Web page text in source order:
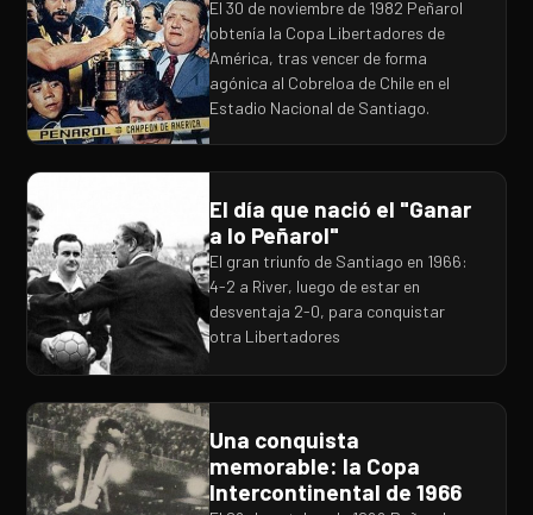
El 30 de noviembre de 1982 Peñarol
obtenía la Copa Libertadores de
América, tras vencer de forma
agónica al Cobreloa de Chile en el
Estadio Nacional de Santiago.
El día que nació el "Ganar
a lo Peñarol"
El gran triunfo de Santiago en 1966:
4-2 a River, luego de estar en
desventaja 2-0, para conquistar
otra Libertadores
Una conquista
memorable: la Copa
Intercontinental de 1966